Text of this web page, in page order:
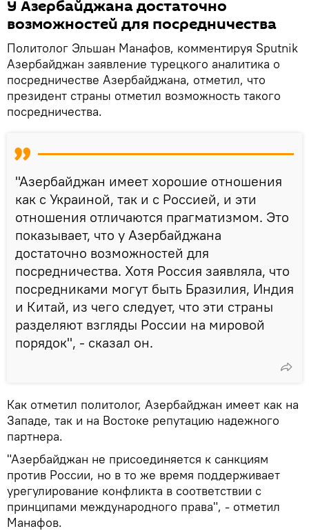
У Азербайджана достаточно
возможностей для посредничества
Политолог Эльшан Манафов, комментируя Sputnik
Азербайджан заявление турецкого аналитика о
посредничестве Азербайджана, отметил, что
президент страны отметил возможность такого
посредничества.
"Азербайджан имеет хорошие отношения
как с Украиной, так и с Россией, и эти
отношения отличаются прагматизмом. Это
показывает, что у Азербайджана
достаточно возможностей для
посредничества. Хотя Россия заявляла, что
посредниками могут быть Бразилия, Индия
и Китай, из чего следует, что эти страны
разделяют взгляды России на мировой
порядок", - сказал он.
Как отметил политолог, Азербайджан имеет как на
Западе, так и на Востоке репутацию надежного
партнера.
"Азербайджан не присоединяется к санкциям
против России, но в то же время поддерживает
урегулирование конфликта в соответствии с
принципами международного права", - отметил
Манафов.